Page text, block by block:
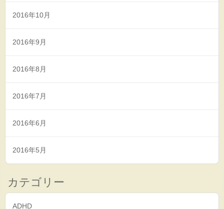
2016年10月
2016年9月
2016年8月
2016年7月
2016年6月
2016年5月
カテゴリー
ADHD